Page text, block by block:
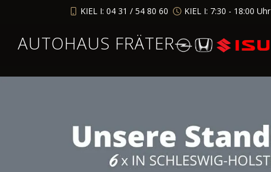
KIEL I: 04 31 / 54 80 60 KIEL I: 7:30 - 18:00 Uhr
AUTOHAUS FRÄTER